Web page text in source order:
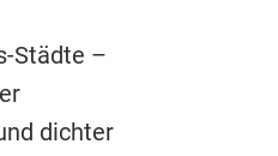
Städte –
dichter